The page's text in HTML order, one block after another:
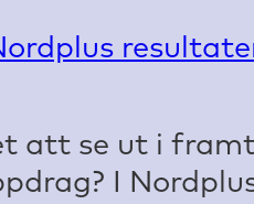
att se ut i
I